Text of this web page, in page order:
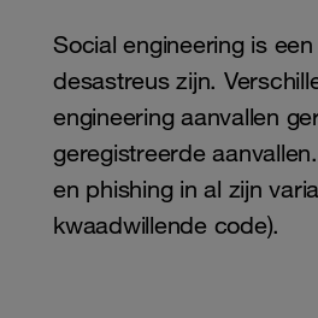
Social engineering is
desastreus zijn.
engineering aanvallen
geregistreerde
en phishing in al zijn
kwaadwillende code).